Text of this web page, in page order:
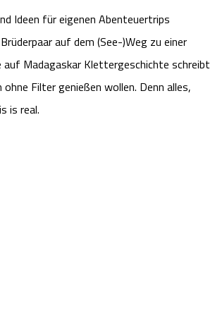
Ideen für eigenen Abenteuertrips
auf dem (See-)Weg zu einer
Madagaskar Klettergeschichte schreibt
Filter genießen wollen. Denn alles,
is real.